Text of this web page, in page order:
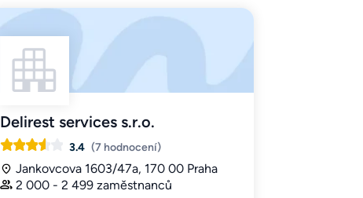
Delirest services s.r.o.
3.4 (7 hodnocení)
Jankovcova 1603/47a, 170 00 Praha
2 000 - 2 499 zaměstnanců